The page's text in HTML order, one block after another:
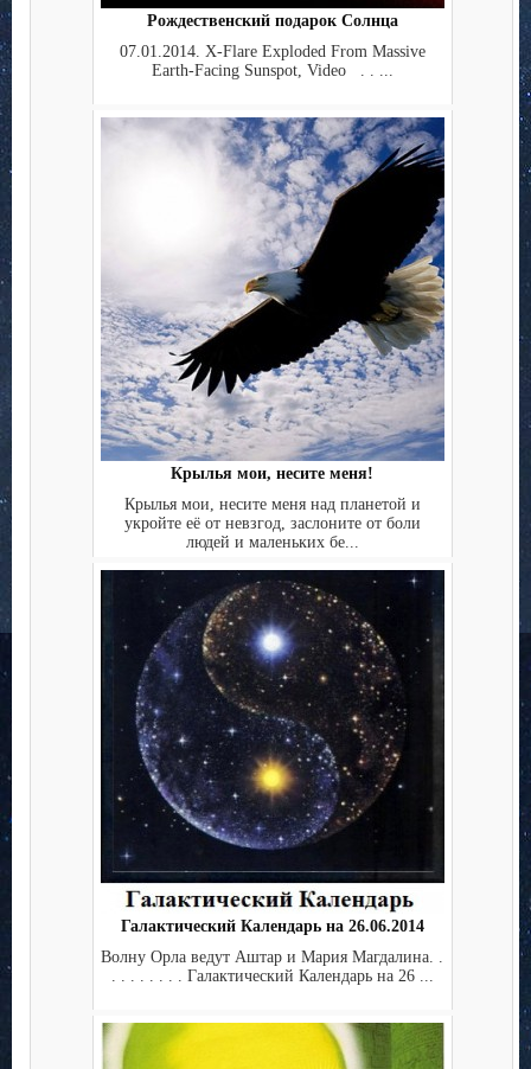
Рождественский подарок Солнца
07.01.2014. X-Flare Exploded From Massive
Earth-Facing Sunspot, Video . . ...
Крылья мои, несите меня!
Крылья мои, несите меня над планетой и
укройте её от невзгод, заслоните от боли
людей и маленьких бе...
Галактический Календарь на 26.06.2014
Волну Орла ведут Аштар и Мария Магдалина. .
. . . . . . . . Галактический Календарь на 26 ...